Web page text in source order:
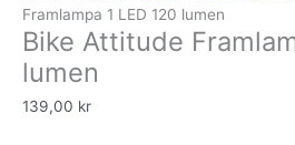
Framlampa 1 LED 120 lumen
Bike Attitude
lumen
139,00 kr